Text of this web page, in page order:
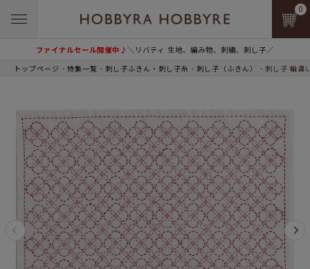
ファイナルセール開催中♪＼リバティ 生地、編み物、刺繍、刺し子／
0
トップページ 特集一覧 刺し子ふきん・刺し子糸 刺し子（ふきん） 刺し子 輪違